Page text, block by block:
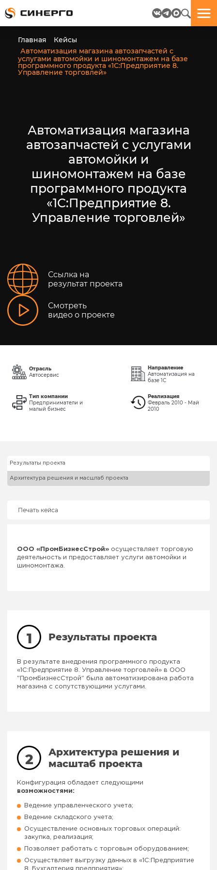
Главная
Кейсы
Автоматизация магазина автозапчастей с
услугами автомойки и шиномонтажем на базе
программного продукта «1С:Предприятие 8.
Управление торговлей»
Автоматизация магазина
автозапчастей с услугами
автомойки и
шиномонтажем на базе
программного продукта
«1С:Предприятие 8.
Управление торговлей»
Ссылка на
результат проекта
Смотреть
видео о проекте
Отрасль
Автосервис
Направление
Автоматизация на
базе 1С
Тип компании
Предприниматели и
малый бизнес
Реализация
Февраль 2010 - Май
2010
ООО «ПромБизнесСтрой» осуществляет торговую
деятельность и предоставляет услуги автомойки и
шиномонтажа.
1 Результаты проекта
В результате внедрения программного продукта
«1С:Предприятие 8. Управление торговлей» в ООО
"ПромБизнесСтрой" была автоматизирована работа
магазина с сопутствующими услугами.
2
Архитектура решения и
масштаб проекта
Конфигурация обладает следующими
возможностями:
Ведение управленческого учета;
Ведение складского учета;
Осуществление основных торговых операций:
закупка, реализация;
Позволяет работать с торговым оборудованием;
Осуществляет выгрузку данных в «1С:Предприятие
8. Бухгалтерия предприятия»;
Результаты проекта
Архитектура решения и масштаб проекта
Печать кейса
Отлично!
Данные
успешно
отправлены.
Отлично!
Бриф
отправлен.